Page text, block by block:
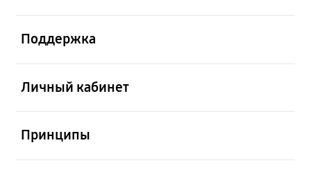
Поддержка
Личный кабинет
Принципы